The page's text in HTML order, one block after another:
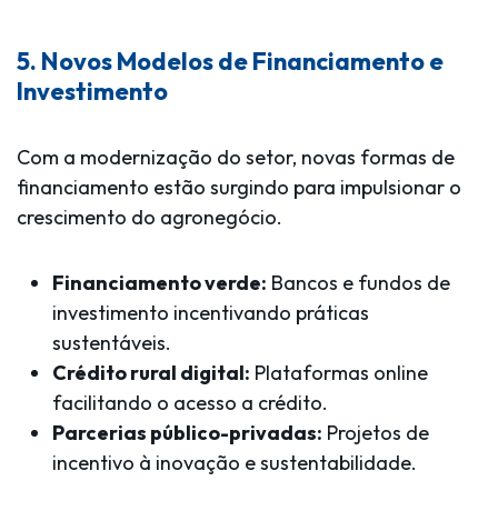
5. Novos Modelos de Financiamento e
Investimento
Com a modernização do setor, novas formas de
financiamento estão surgindo para impulsionar o
crescimento do agronegócio.
Financiamento verde: Bancos e fundos de
investimento incentivando práticas
sustentáveis.
Crédito rural digital: Plataformas online
facilitando o acesso a crédito.
Parcerias público-privadas: Projetos de
incentivo à inovação e sustentabilidade.